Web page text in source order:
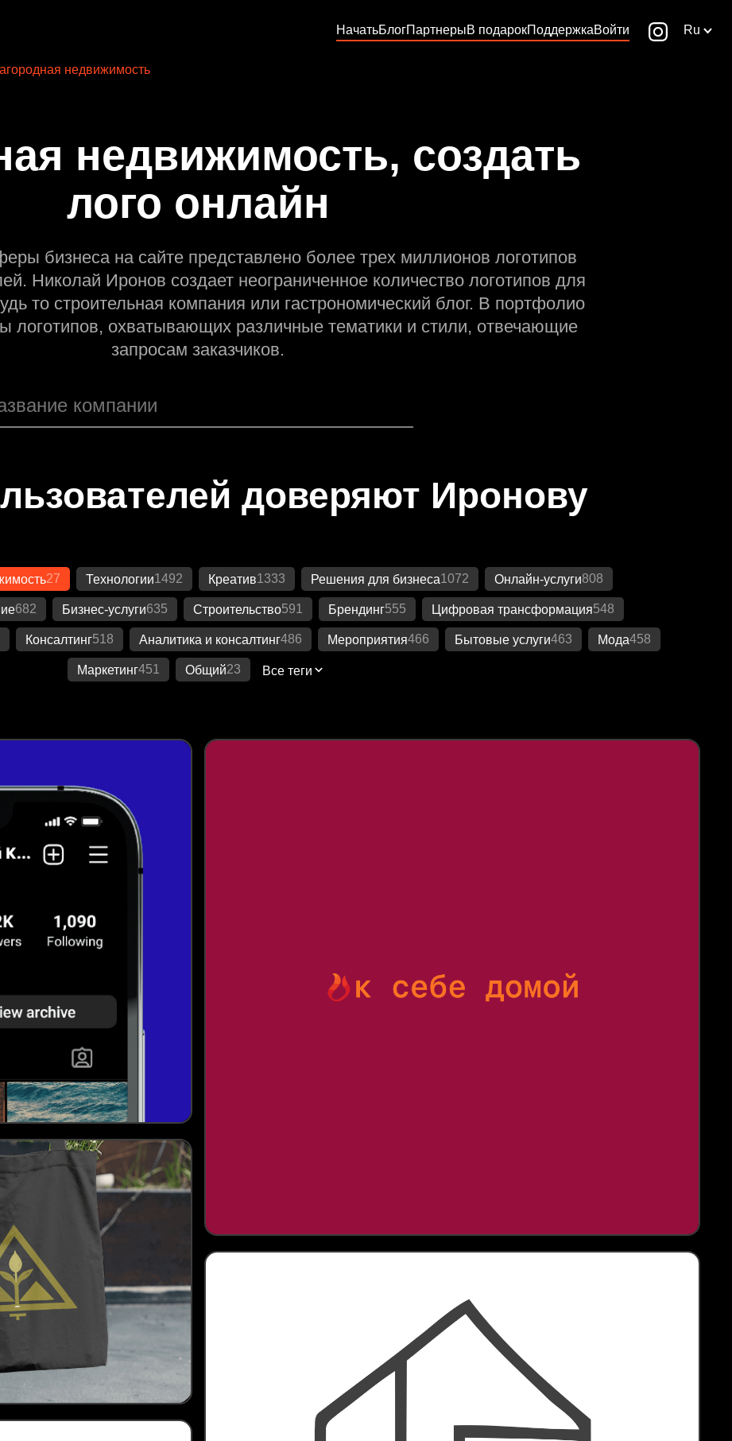
НачатьБлогПартнерыВ подарокПоддержкаВойти Ru
недвижимость
недвижимость, создать
лого онлайн
бизнеса на сайте представлено более трех миллионов логотипов
Николай Иронов создает неограниченное количество логотипов для
то строительная компания или гастрономический блог. В портфолио
логотипов, охватывающих различные тематики и стили, отвечающие
запросам заказчиков.
доверяют Иронову
27 Технологии1492 Креатив1333 Решения для бизнеса1072 Онлайн-услуги808
682 Бизнес-услуги635 Строительство591 Брендинг555 Цифровая трансформация548
Консалтинг518 Аналитика и консалтинг486 Мероприятия466 Бытовые услуги463 Мода458
Маркетинг451 Общий23 Все теги